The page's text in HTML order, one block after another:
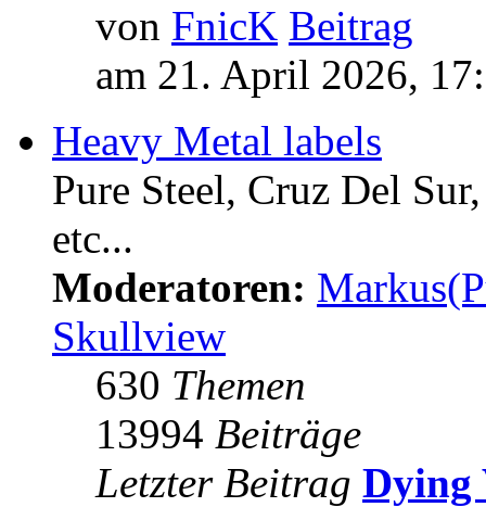
von FnicK
am 21. April 2026,
Heavy Metal labels
Pure Steel, Cruz Del
etc...
Moderatoren:
Skullview
630 Themen
13994 Beiträge
Letzter Beitrag Dying